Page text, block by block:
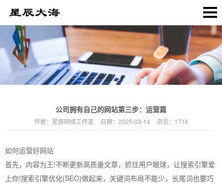
公司拥有自己的网站第三步：运营篇
作者： 星辰网络工作室 日期： 2025-03-14 浏览： 1716
如何运营好网站
首先，内容为王!不断更新高质量文章，抓住用户眼球，让搜索引擎爱
上你!搜索引擎优化(SEO)做起来，关键词布局不能少，长尾词也要巧